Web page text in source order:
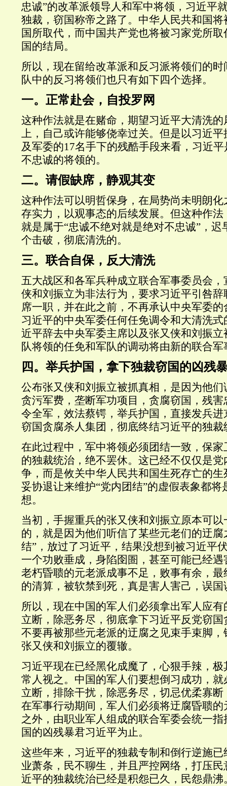
忠诚”的改革派领导人和军中将领，习近平
独裁，窃国称帝之路了。中华人民共和国
国所取代，而中国共产党也将被习家党所
国的结局。
所以，现在留给改革派和反习派将领们的
队中的反习将领们也只有如下四个选择。
一。正常赴会，自投罗网
这种作法就是在赌命，期望习近平大清洗
上，自己或许能够侥幸过关。但是以习近
及军委的17名手下的残酷手段来看，习近
不忠诚的将领的。
二。请假缺席，静观其变
这种作法可以明哲保身，在局势尚未明朗
存实力，以观事态的后续发展。但这种作
就是属于“忠诚不绝对就是绝对不忠诚”，
个击破，彻底清洗的。
三。联合自保，反大清洗
五大战区和各军兵种成立联合军事委员会
侠和刘振立为非法行为，要求习近平引咎
席一职，并在此之前，不再承认中央军委
习近平的中央军委任何任免调令和大清洗
近平辞去中央军委主席以及张又侠和刘振
队将领的任免和军队的调动将由新的联合
四。举兵护国，拿下独裁窃国的凶残
公布张又侠和刘振立被抓真相，是因为他
贪污军费，垄断军功项目，贪腐窃国，残
令全军，效法蔡锷，举兵护国，直接发兵
窃国贪腐杀人集团，彻底终结习近平的独裁
在此过程中，军中将领必须团结一致，保
的独裁统治，绝不罢休。这已经不仅仅是
争，而是攸关中华人民共和国生死存亡的
妥协退让来维护“党内团结”的虚假表象都
想。
当初，手握重兵的张又侠和刘振立原本可
的，就是因为他们听信了某些元老们的迂腐
结”，放过了习近平，结果没想到被习近平
一个功败垂成，身陷囹圄，甚至可能已经
老朽昏聩的元老派成事不足，败事有余，
的清算，被软禁到死，真是害人害己，误国
所以，现在中国的军人们必须拿出军人应
立断，除恶务尽，彻底拿下习近平反党窃
不要再被那些元老派的迂腐之见束手束脚
张又侠和刘振立的覆辙。
习近平现在已经黑化成魔了，心狠手辣，
常人视之。中国的军人们要想倒习成功，
立断，排除干扰， 除恶务尽， 切忌优柔寡断
在军事行动期间，军人们必须将迂腐昏聩
之外，由职业军人组成的联合军委会统一
国的凶残暴君习近平为止。
这些年来，习近平的独裁专制和倒行逆施
业萧条，民不聊生，并且严控网络，打压
近平的独裁统治已经是积怨已久，民怨鼎